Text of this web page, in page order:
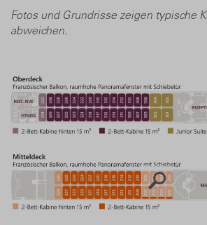
Fotos und Grundrisse zeigen typische
abweichen.